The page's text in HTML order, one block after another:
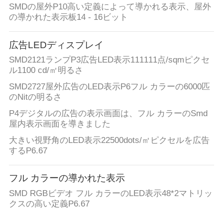
シ
ョ
ー
私
達
に
つ
い
て
SMDの屋外P10高い定義によって導かれる表示、屋外
の導かれた表示板14 - 16ビット
広告LEDディスプレイ
SMD2121ランプP3広告LED表示111111点/sqmピクセ
ル1100 cd/㎡明るさ
SMD2727屋外広告のLED表示P6フル カラーの6000匹
のNitの明るさ
P4デジタルの広告の表示画面は、フル カラーのSmd
屋内表示画面を導きました
大きい視野角のLED表示22500dots/㎡ピクセルを広告
するP6.67
フル カラーの導かれた表示
SMD RGBビデオ フル カラーのLED表示48*2マトリッ
クスの高い定義P6.67